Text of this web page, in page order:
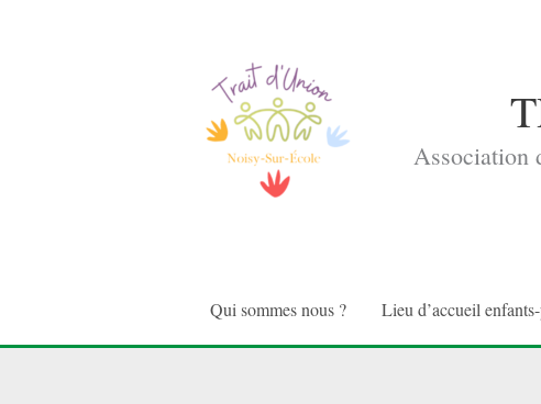
Association
Qui sommes nous ? Lieu d’accueil